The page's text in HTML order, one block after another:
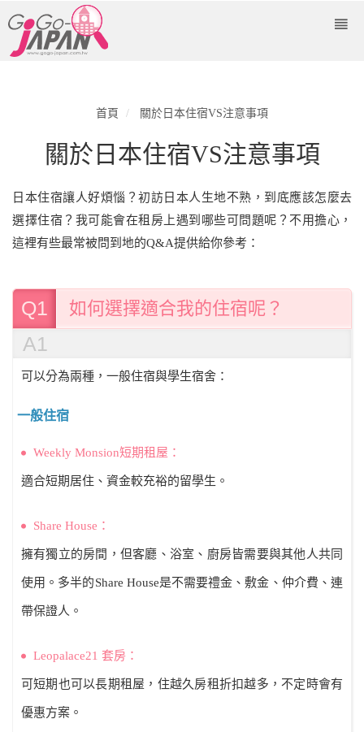
首頁 關於日本住宿VS注意事項
關於日本住宿VS注意事項
日本住宿讓人好煩惱？初訪日本人生地不熟，到底應該怎麼去
選擇住宿？我可能會在租房上遇到哪些可問題呢？不用擔心，
這裡有些最常被問到地的Q&A提供給你參考：
Q1 如何選擇適合我的住宿呢？
A1
可以分為兩種，一般住宿與學生宿舍：
一般住宿
Weekly Monsion短期租屋：
適合短期居住、資金較充裕的留學生。
Share House：
擁有獨立的房間，但客廳、浴室、廚房皆需要與其他人共同
使用。多半的Share House是不需要禮金、敷金、仲介費、連
帶保證人。
Leopalace21 套房：
可短期也可以長期租屋，住越久房租折扣越多，不定時會有
優惠方案。